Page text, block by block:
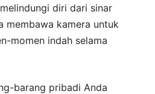
diri dari sinar
membawa kamera untuk
momen indah selama
barang pribadi Anda